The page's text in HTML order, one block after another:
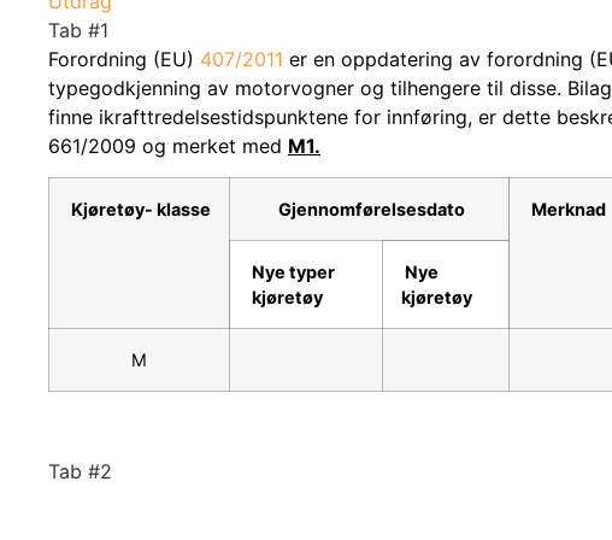
Tab #1
Forordning (EU) 407/2011 er en oppdatering av forordning
typegodkjenning av motorvogner og tilhengere til disse.
finne ikrafttredelsestidspunktene for innføring, er dette
661/2009 og merket med M1.
Kjøretøy- klasse Gjennomførelsesdato Merknad
Nye typer
kjøretøy
Nye
kjøretøy
M
Tab #2